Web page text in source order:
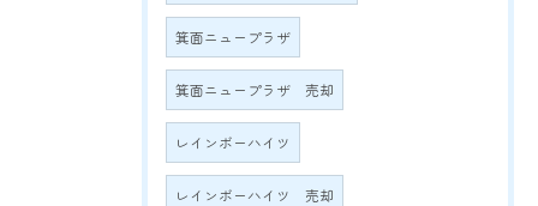
箕面ニュープラザ
箕面ニュープラザ 売却
レインボーハイツ
レインボーハイツ 売却